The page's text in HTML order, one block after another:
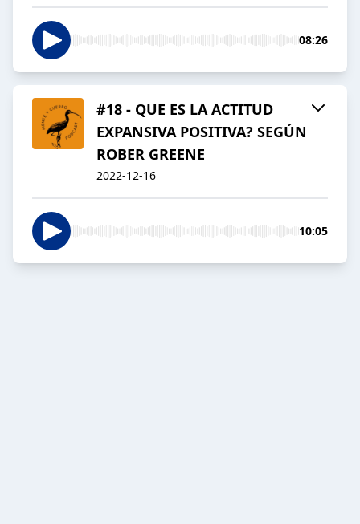
08:26
#18 - QUE ES LA ACTITUD
EXPANSIVA POSITIVA? SEGÚN
ROBER GREENE
2022-12-16
10:05